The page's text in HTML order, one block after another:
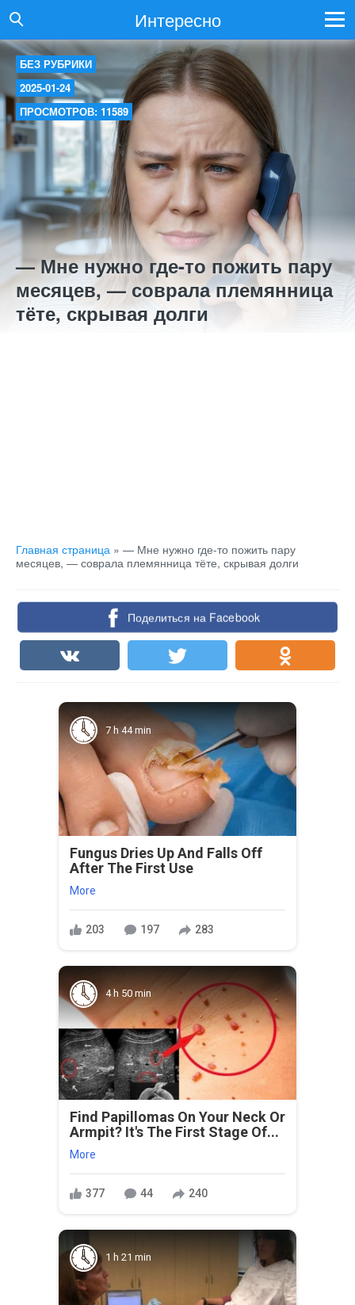
Интересно
БЕЗ РУБРИКИ
2025-01-24
ПРОСМОТРОВ: 11589
— Мне нужно где-то пожить пару
месяцев, — соврала племянница
тёте, скрывая долги
Главная страница » — Мне нужно где-то пожить пару
месяцев, — соврала племянница тёте, скрывая долги
Поделиться на Facebook
7 h 44 min
Fungus Dries Up And Falls Off
After The First Use
More
203 197 283
4 h 50 min
Find Papillomas On Your Neck Or
Armpit? It's The First Stage Of...
More
377 44 240
1 h 21 min